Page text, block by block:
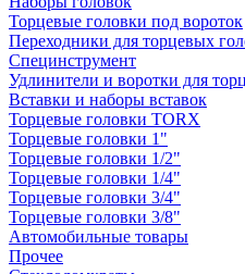
Торцевые головки под вороток
Переходники для торцевых
Специнструмент
Удлинители и воротки для
Вставки и наборы вставок
Торцевые головки TORX
Торцевые головки 1"
Торцевые головки 1/2"
Торцевые головки 1/4"
Торцевые головки 3/4"
Торцевые головки 3/8"
Автомобильные товары
Прочее